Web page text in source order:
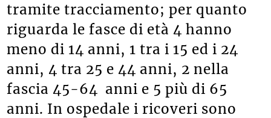
tramite tracciamento; per quanto
riguarda le fasce di età 4 hanno
meno di 14 anni, 1 tra i 15 ed i 24
anni, 4 tra 25 e 44 anni, 2 nella
fascia 45-64 anni e 5 più di 65
anni. In ospedale i ricoveri sono